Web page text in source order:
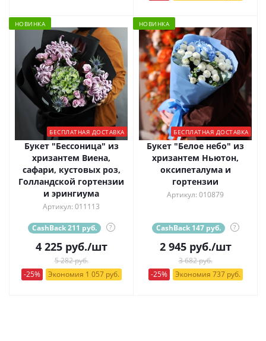
НОВИНКА
БЕСПЛАТНАЯ ДОСТАВКА
Букет "Бессоница" из
хризантем Виена,
сафари, кустовых роз,
Голландской гортензии
и эрингиума
Артикул: 011113
CashBack 211 руб. ?
4 225руб./шт
5 282 руб.
-25%
Экономия 1 057 руб.
НОВИНКА
БЕСПЛАТНАЯ ДОСТАВКА
Букет "Белое небо" из
хризантем Ньютон,
оксипеталума и
гортензии
Артикул: 010879
CashBack 147 руб. ?
2 945руб./шт
3 682 руб.
-25%
Экономия 737 руб.